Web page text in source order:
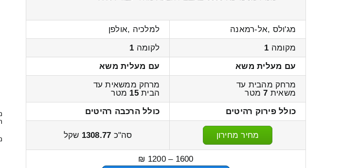
מג'ולס ,אל-רמאנה
למלכיה ,אולפן
מקומה 1 לקומה 1
עם מעלית משא
עם מעלית משא
מרחק מהבית עד
משאית 7מטר
מרחק ממשאית עד
הבית15 מטר
כולל פירוק רהיטים
כולל הרכבה רהיטים
מחיר מחירון סה"כ 1308.77 שקל
1600 – 1200 ₪